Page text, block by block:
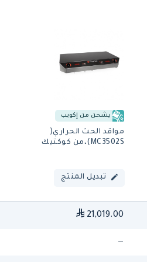
يشحن من إكويب
مواقد الحث الحراري(
MC3502S)،من كوكتيك
تبديل المنتج
21,019.00
—